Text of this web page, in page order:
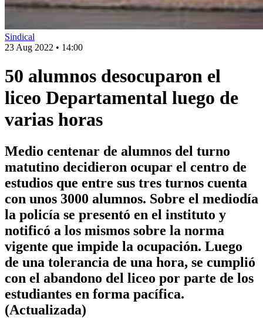
Sindical
23 Aug 2022 • 14:00
50 alumnos desocuparon el
liceo Departamental luego de
varias horas
Medio centenar de alumnos del turno
matutino decidieron ocupar el centro de
estudios que entre sus tres turnos cuenta
con unos 3000 alumnos. Sobre el mediodía
la policía se presentó en el instituto y
notificó a los mismos sobre la norma
vigente que impide la ocupación. Luego
de una tolerancia de una hora, se cumplió
con el abandono del liceo por parte de los
estudiantes en forma pacífica.
(Actualizada)